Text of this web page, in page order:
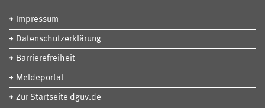
Impressum
Datenschutzerklärung
Barrierefreiheit
Meldeportal
Zur Startseite dguv.de